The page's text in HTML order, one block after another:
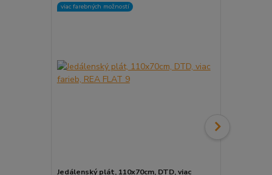
viac farebných možností
Jedálenský plát, 110x70cm, DTD, viac